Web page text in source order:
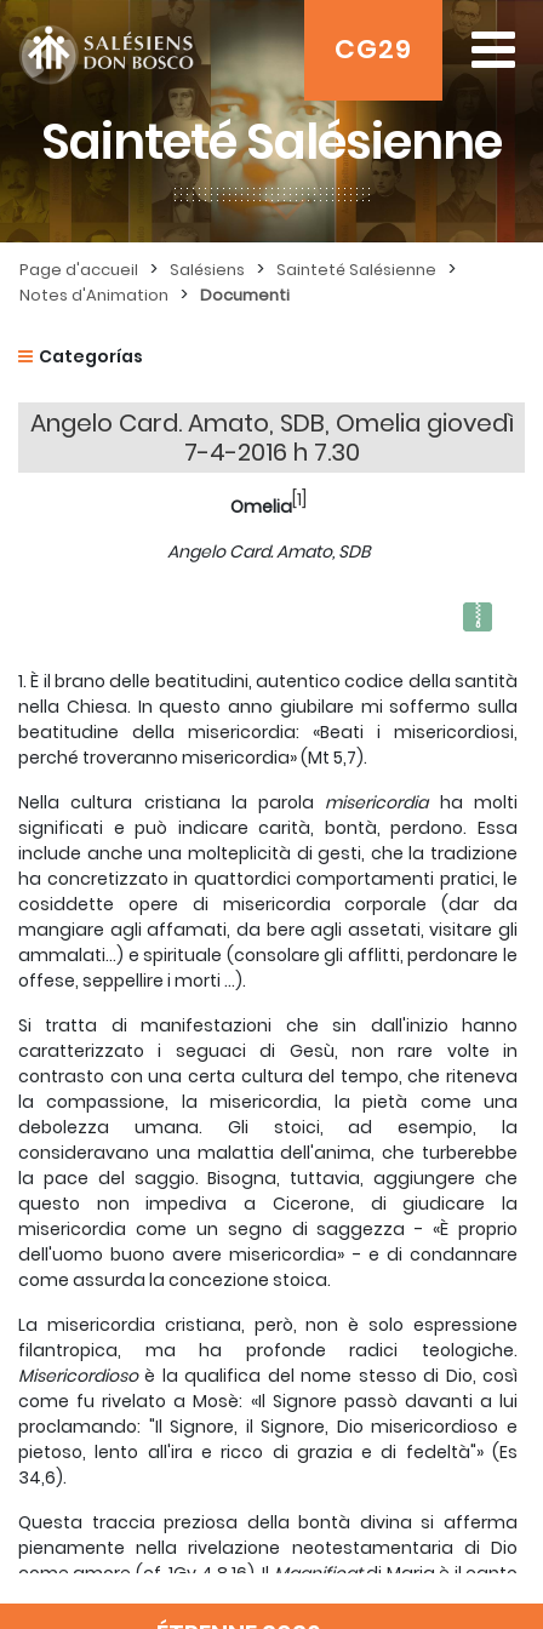
CG29
Sainteté Salésienne
Page d'accueil > Salésiens > Sainteté Salésienne >
Notes d'Animation > Documenti
Categorías
Angelo Card. Amato, SDB, Omelia giovedì
7-4-2016 h 7.30
Omelia[1]
Angelo Card. Amato, SDB
1. È il brano delle beatitudini, autentico codice della santità
nella Chiesa. In questo anno giubilare mi soffermo sulla
beatitudine della misericordia: «Beati i misericordiosi,
perché troveranno misericordia» (Mt 5,7).
Nella cultura cristiana la parola misericordiaha molti
significati e può indicare carità, bontà, perdono. Essa
include anche una molteplicità di gesti, che la tradizione
ha concretizzato in quattordici comportamenti pratici, le
cosiddette opere di misericordia corporale (dar da
mangiare agli affamati, da bere agli assetati, visitare gli
ammalati…) e spirituale (consolare gli afflitti, perdonare le
offese, seppellire i morti …).
Si tratta di manifestazioni che sin dall'inizio hanno
caratterizzato i seguaci di Gesù, non rare volte in
contrasto con una certa cultura del tempo, che riteneva
la compassione, la misericordia, la pietà come una
debolezza umana. Gli stoici, ad esempio, la
consideravano una malattia dell'anima, che turberebbe
la pace del saggio. Bisogna, tuttavia, aggiungere che
questo non impediva a Cicerone, di giudicare la
misericordia come un segno di saggezza - «È proprio
dell'uomo buono avere misericordia» - e di condannare
come assurda la concezione stoica.
La misericordia cristiana, però, non è solo espressione
filantropica, ma ha profonde radici teologiche.
Misericordiosoè la qualifica del nome stesso di Dio, così
come fu rivelato a Mosè: «Il Signore passò davanti a lui
proclamando: "Il Signore, il Signore, Dio misericordioso e
pietoso, lento all'ira e ricco di grazia e di fedeltà"» (Es
34,6).
Questa traccia preziosa della bontà divina si afferma
pienamente nella rivelazione neotestamentaria di Dio
come amore (cf. 1Gv 4,8.16). Il Magnificatdi Maria è il canto
della misericordia divina, che di generazione in
generazione si stende su quelli che lo temono (cf. Lc 1,50).